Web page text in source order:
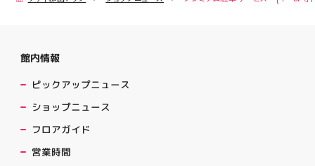
館内情報
ピックアップニュース
ショップニュース
フロアガイド
営業時間